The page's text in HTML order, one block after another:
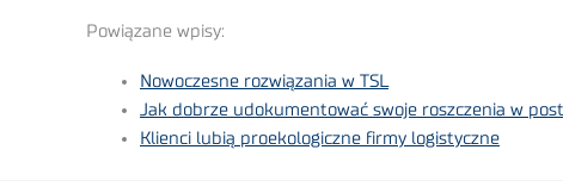
Powiązane wpisy:
Nowoczesne rozwiązania w TSL
Jak dobrze udokumentować swoje roszczenia w
Klienci lubią proekologiczne firmy logistyczne